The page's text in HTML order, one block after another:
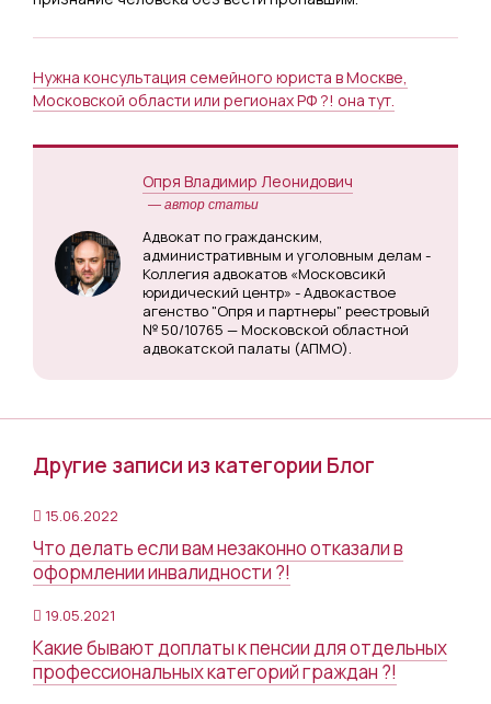
Нужна консультация семейного юриста в Москве,
Московской области или регионах РФ ?! она тут.
Опря Владимир Леонидович
— автор статьи
Адвокат по гражданским,
административным и уголовным делам -
Коллегия адвокатов «Московсикй
юридический центр» - Адвокаствое
агенство "Опря и партнеры" реестровый
№ 50/10765 — Московской областной
адвокатской палаты (АПМО).
Другие записи из категории Блог
15.06.2022
Что делать если вам незаконно отказали в
оформлении инвалидности ?!
19.05.2021
Какие бывают доплаты к пенсии для отдельных
профессиональных категорий граждан ?!